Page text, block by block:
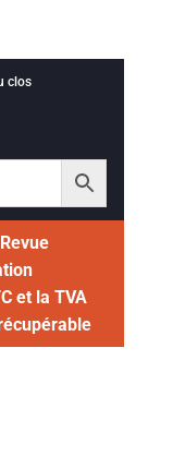
clos
et la TVA